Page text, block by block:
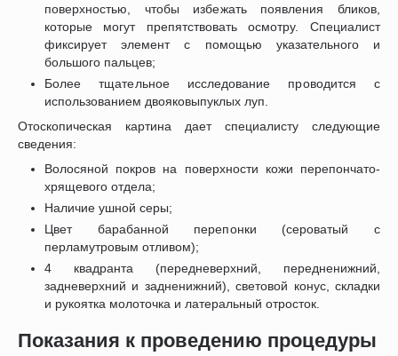
поверхностью, чтобы избежать появления бликов,
которые могут препятствовать осмотру. Специалист
фиксирует элемент с помощью указательного и
большого пальцев;
Более тщательное исследование проводится с
использованием двояковыпуклых луп.
Отоскопическая картина дает специалисту следующие
сведения:
Волосяной покров на поверхности кожи перепончато-
хрящевого отдела;
Наличие ушной серы;
Цвет барабанной перепонки (сероватый с
перламутровым отливом);
4 квадранта (передневерхний, передненижний,
задневерхний и задненижний), световой конус, складки
и рукоятка молоточка и латеральный отросток.
Показания к проведению процедуры